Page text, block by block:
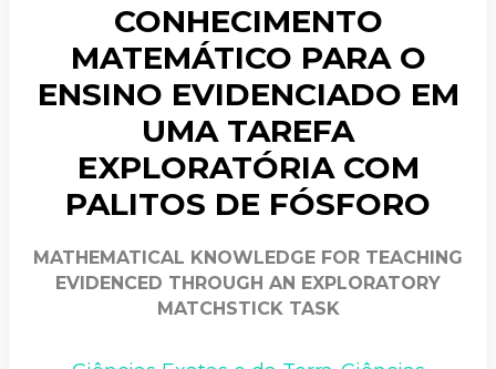
CONHECIMENTO
MATEMÁTICO PARA O
ENSINO EVIDENCIADO EM
UMA TAREFA
EXPLORATÓRIA COM
PALITOS DE FÓSFORO
MATHEMATICAL KNOWLEDGE FOR TEACHING
EVIDENCED THROUGH AN EXPLORATORY
MATCHSTICK TASK